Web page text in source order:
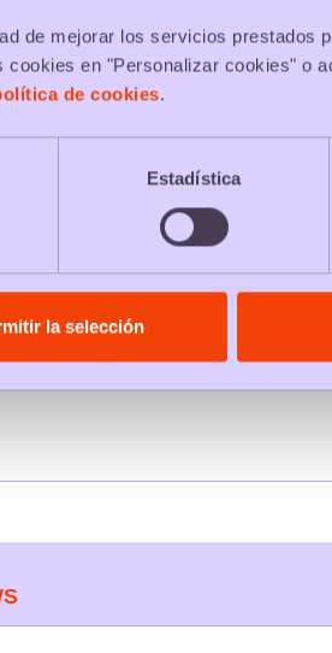
de mejorar los servicios prestados
en "Personalizar cookies" o
de cookies.
Estadística
la selección
COMMENTAIRES